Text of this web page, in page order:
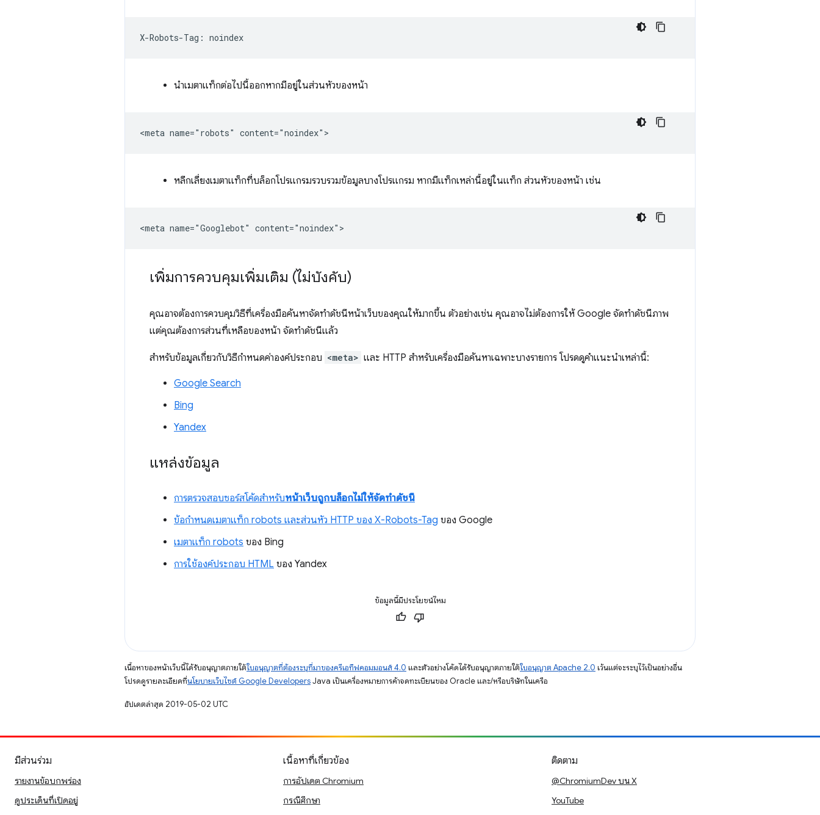
นำเมตาแท็กต่อไปนี้ออกหากมีอยู่ในส่วนหัวของหน้า
หลีกเลี่ยงเมตาแท็กที่บล็อกโปรแกรมรวบรวมข้อมูลบางโปรแกรม หากมีแท็กเหล่านี้อยู่ในแท็ก ส่วนหัวของหน้า เช่น
เพิ่มการควบคุมเพิ่มเติม (ไม่บังคับ)
คุณอาจต้องการควบคุมวิธีที่เครื่องมือค้นหาจัดทำดัชนีหน้าเว็บของคุณให้มากขึ้น ตัวอย่างเช่น คุณอาจไม่ต้องการให้ Google จัดทำดัชนีภาพ
แต่คุณต้องการส่วนที่เหลือของหน้า จัดทำดัชนีแล้ว
สำหรับข้อมูลเกี่ยวกับวิธีกำหนดค่าองค์ประกอบ <meta> และ HTTP สำหรับเครื่องมือค้นหาเฉพาะบางรายการ โปรดดูคำแนะนำเหล่านี้:
Google Search
Bing
Yandex
แหล่งข้อมูล
การตรวจสอบซอร์สโค้ดสำหรับหน้าเว็บถูกบล็อกไม่ให้จัดทำดัชนี
ข้อกำหนดเมตาแท็ก robots และส่วนหัว HTTP ของ X-Robots-Tag ของ Google
เมตาแท็ก robots ของ Bing
การใช้องค์ประกอบ HTML ของ Yandex
ข้อมูลนี้มีประโยชน์ไหม
เนื้อหาของหน้าเว็บนี้ได้รับอนุญาตภายใต้ใบอนุญาตที่ต้องระบุที่มาของครีเอทีฟคอมมอนส์ 4.0 และตัวอย่างโค้ดได้รับอนุญาตภายใต้ใบอนุญาต Apache 2.0 เว้นแต่จะระบุไว้เป็นอย่างอื่น
โปรดดูรายละเอียดที่นโยบายเว็บไซต์ Google DevelopersJava เป็นเครื่องหมายการค้าจดทะเบียนของ Oracle และ/หรือบริษัทในเครือ
อัปเดตล่าสุด 2019-05-02 UTC
มีส่วนร่วม
รายงานข้อบกพร่อง
ดูประเด็นที่เปิดอยู่
เนื้อหาที่เกี่ยวข้อง
การอัปเดต Chromium
กรณีศึกษา
ติดตาม
@ChromiumDev บน X
YouTube